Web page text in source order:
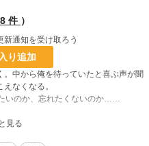
8 件 ）
新通知を受け取ろう
り追加
。中から俺を待っていたと喜ぶ声が聞
なくなる。
いのか、忘れたくないのか……